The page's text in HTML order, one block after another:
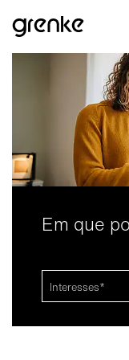
Em que
Interesses